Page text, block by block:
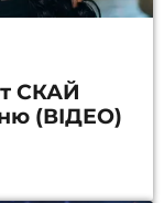
СКАЙ
(ВІДЕО)